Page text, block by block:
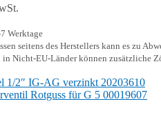
Werktage
seitens des Herstellers kann es zu
Nicht-EU-Länder können zusätzliche